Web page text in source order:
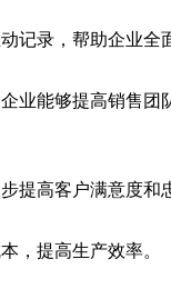
记录，帮助企业全
业能够提高销售
提高客户满意度和
，提高生产效率。